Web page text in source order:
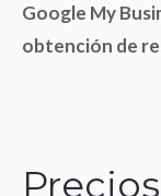
Google My
obtención de